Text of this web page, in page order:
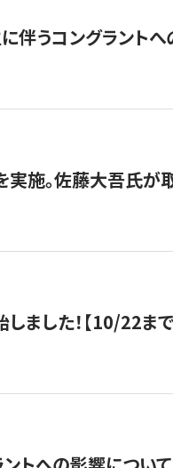
伴うコングラント
施。佐藤大吾氏が
ました！【10/22まで